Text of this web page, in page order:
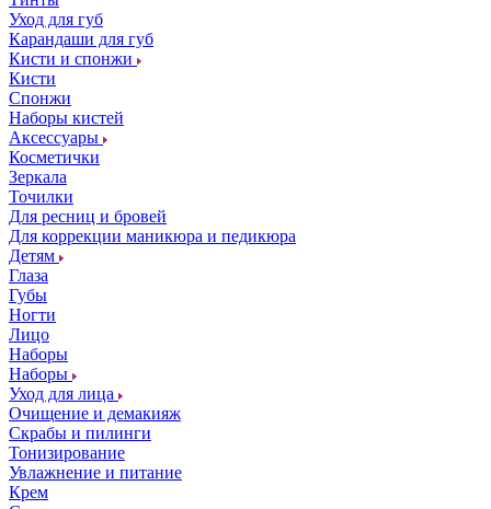
Уход для губ
Карандаши для губ
Кисти и спонжи
Кисти
Спонжи
Наборы кистей
Аксессуары
Косметички
Зеркала
Точилки
Для ресниц и бровей
Для коррекции маникюра и педикюра
Детям
Глаза
Губы
Ногти
Лицо
Наборы
Наборы
Уход для лица
Очищение и демакияж
Скрабы и пилинги
Тонизирование
Увлажнение и питание
Крем